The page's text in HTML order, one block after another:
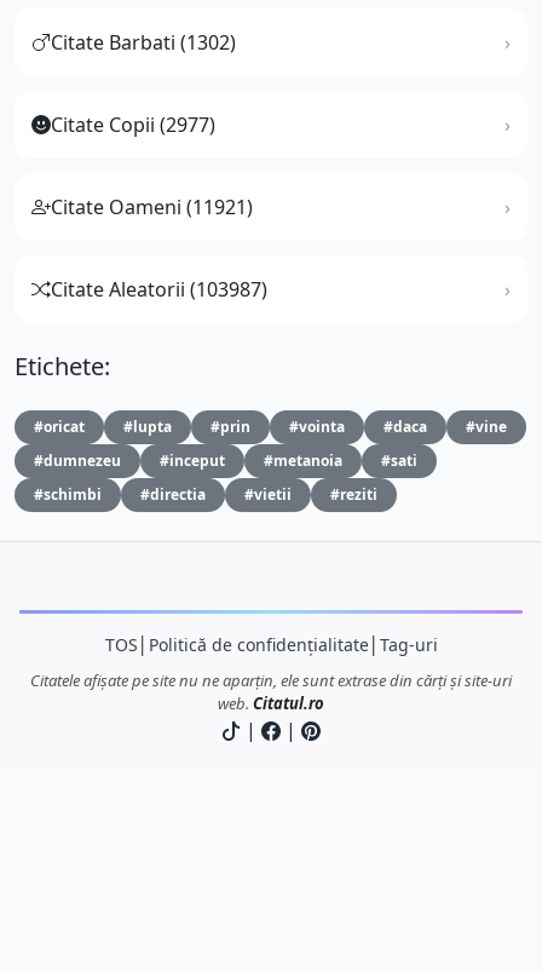
Citate Barbati (1302)
Citate Copii (2977)
Citate Oameni (11921)
Citate Aleatorii (103987)
Etichete:
#oricat #lupta #prin #vointa #daca
#vine
#dumnezeu
#inceput #metanoia
#sati
#schimbi
#directia #vietii #reziti
TOS Politică de confidențialitate│ Tag-uri
Citatele afișate pe site nu ne aparțin, ele sunt extrase din cărți și site-uri
web. Citatul.ro
| |